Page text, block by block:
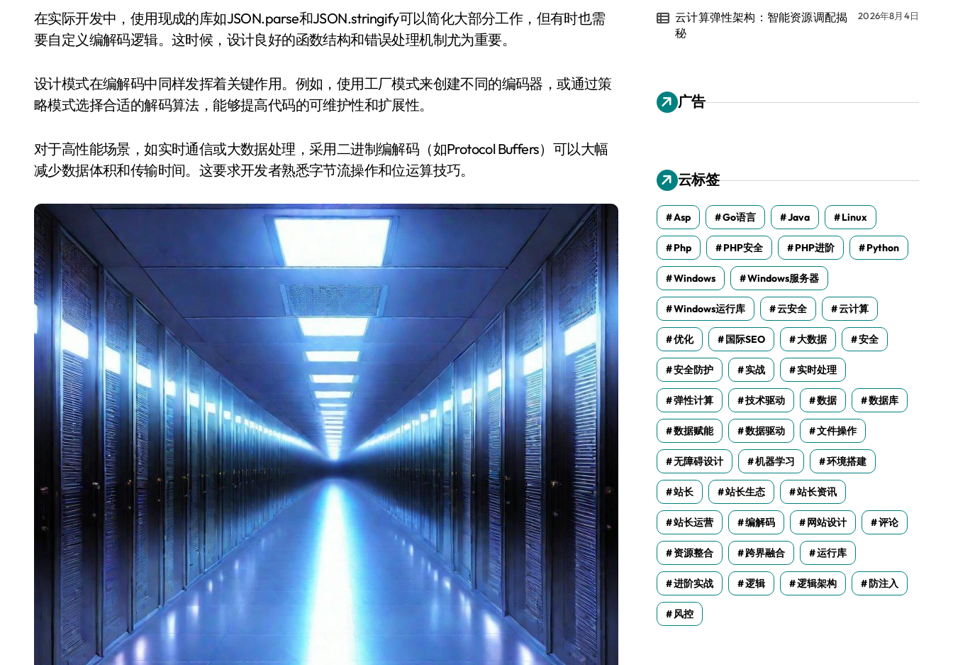
在实际开发中，使用现成的库如JSON.parse和JSON.stringify可以简化大部分工作，但有时也需
要自定义编解码逻辑。这时候，设计良好的函数结构和错误处理机制尤为重要。
设计模式在编解码中同样发挥着关键作用。例如，使用工厂模式来创建不同的编码器，或通过策
略模式选择合适的解码算法，能够提高代码的可维护性和扩展性。
对于高性能场景，如实时通信或大数据处理，采用二进制编解码（如Protocol Buffers）可以大幅
减少数据体积和传输时间。这要求开发者熟悉字节流操作和位运算技巧。
云计算弹性架构：智能资源调配揭
秘
2026年8月4日
广告
云标签
Asp Go语言 Java Linux
Php PHP安全 PHP进阶 Python
Windows Windows服务器
Windows运行库 云安全 云计算
优化 国际SEO 大数据 安全
安全防护 实战 实时处理
弹性计算 技术驱动 数据 数据库
数据赋能 数据驱动 文件操作
无障碍设计 机器学习 环境搭建
站长 站长生态 站长资讯
站长运营 编解码 网站设计 评论
资源整合 跨界融合 运行库
进阶实战 逻辑 逻辑架构 防注入
风控